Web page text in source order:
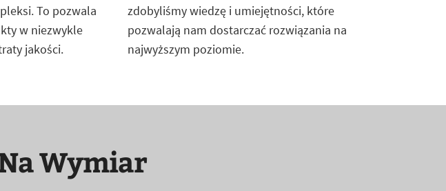
To pozwala
w niezwykle
jakości.
zdobyliśmy wiedzę i umiejętności, które
pozwalają nam dostarczać rozwiązania na
najwyższym poziomie.
Wymiar